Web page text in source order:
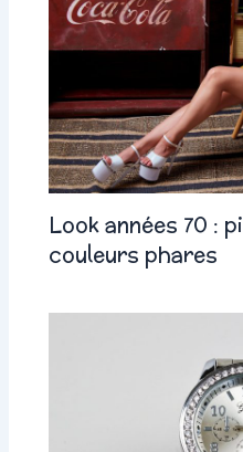
Look années 70 :
couleurs phares